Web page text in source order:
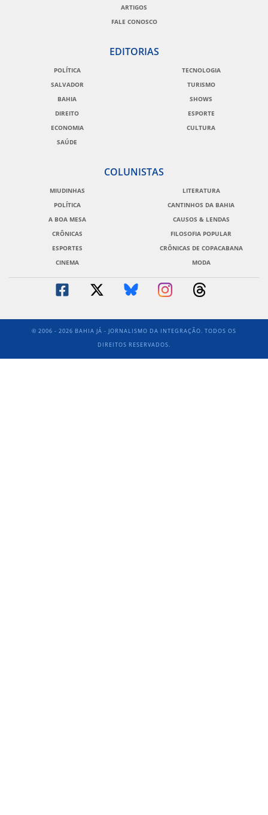
ARTIGOS
FALE CONOSCO
EDITORIAS
POLÍTICA
SALVADOR
BAHIA
DIREITO
ECONOMIA
SAÚDE
TECNOLOGIA
TURISMO
SHOWS
ESPORTE
CULTURA
COLUNISTAS
MIUDINHAS
POLÍTICA
A BOA MESA
CRÔNICAS
ESPORTES
CINEMA
LITERATURA
CANTINHOS DA BAHIA
CAUSOS & LENDAS
FILOSOFIA POPULAR
CRÔNICAS DE COPACABANA
MODA
© 2006 - 2026 BAHIA JÁ - JORNALISMO DA INTEGRAÇÃO. TODOS OS
DIREITOS RESERVADOS.